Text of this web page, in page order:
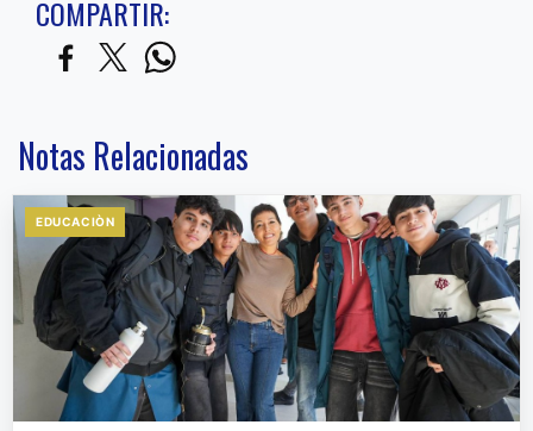
COMPARTIR:
Notas Relacionadas
EDUCACIÒN